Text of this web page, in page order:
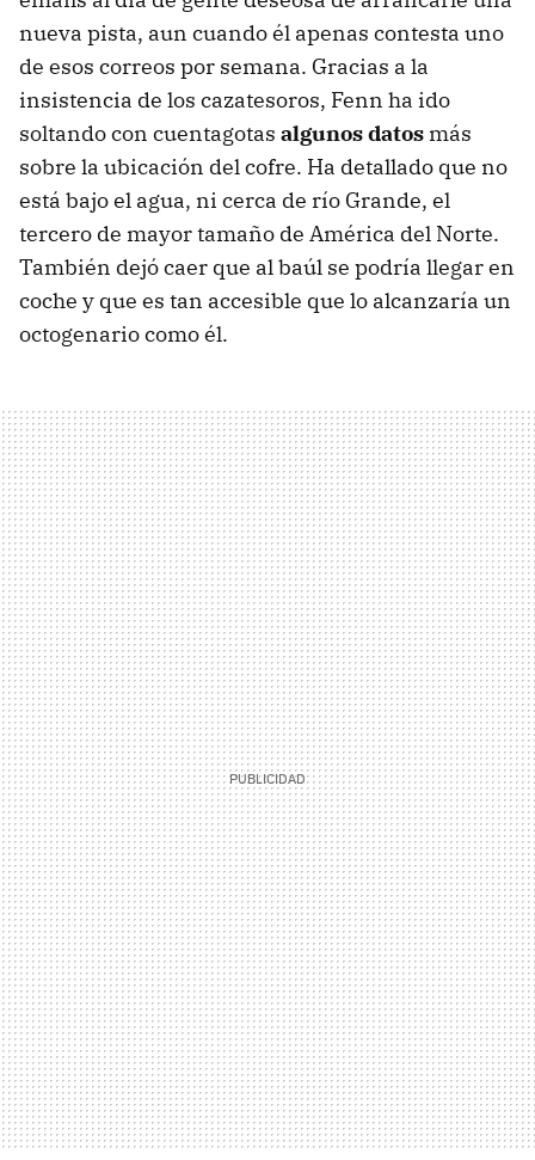
nueva pista, aun cuando él apenas contesta uno
de esos correos por semana. Gracias a la
insistencia de los cazatesoros, Fenn ha ido
soltando con cuentagotas algunos datos más
sobre la ubicación del cofre. Ha detallado que no
está bajo el agua, ni cerca de río Grande, el
tercero de mayor tamaño de América del Norte.
También dejó caer que al baúl se podría llegar en
coche y que es tan accesible que lo alcanzaría un
octogenario como él.